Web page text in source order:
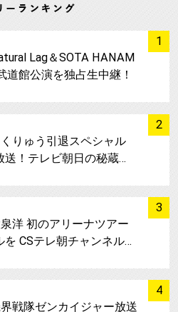
1
Lag＆SOTA HANAM
道館公演を独占生中継！
2
くりゅう引退スペシャル
送！テレビ朝日の秘蔵…
3
泉洋 初のアリーナツアー
を CSテレ朝チャンネル…
4
界戦隊ゼンカイジャー放送